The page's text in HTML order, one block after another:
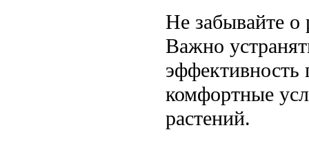
Не забывайте о
Важно
эффективность
комфортные
растений.